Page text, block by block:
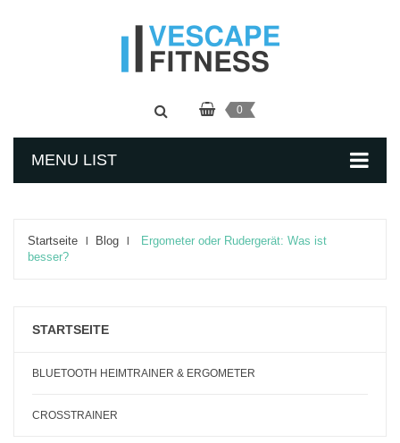
0
MENU LIST
Startseite Blog
Ergometer oder Rudergerät: Was ist
besser?
STARTSEITE
BLUETOOTH HEIMTRAINER & ERGOMETER
CROSSTRAINER